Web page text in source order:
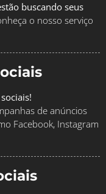
buscando seus
o nosso serviço
de anúncios
Facebook, Instagram